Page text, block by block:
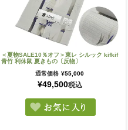
＜夏物SALE10％オフ＞東レ シルック kifkif
青竹 利休鼠 夏きもの〔反物〕
通常価格 ¥55,000
¥49,500税込